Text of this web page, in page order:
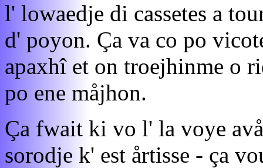
l' lowaedje di cassetes a
d' poyon. Ça va co po
apaxhî et on troejhinme o
po ene måjhon.
Ça fwait ki vo l' la voye
sorodje k' est årtisse - ça